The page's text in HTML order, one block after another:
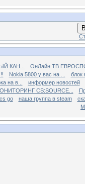
КАН...
ОнЛайн ТВ
Nokia 5800 у вас на ...
блок
на в...
информер новостей
CS:SOURCE...
go наша группа в steam